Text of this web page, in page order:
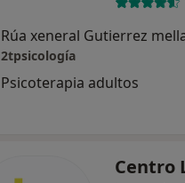
2tpsicología
Psicoterapia adultos
Centro